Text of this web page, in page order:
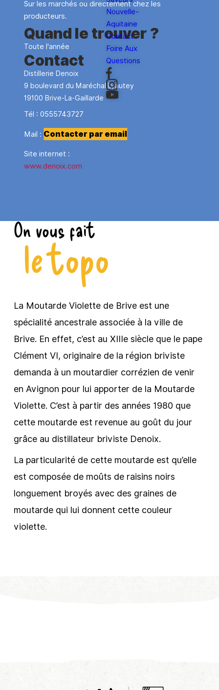
Nouvelle-
Aquitaine
Contact
Foire Aux
Questions
On vous fait
le topo
La Moutarde Violette de Brive est une
spécialité ancestrale associée à la ville de
Brive. En effet, c’est au XIIIe siècle que le pape
Clément VI, originaire de la région briviste
demanda à un moutardier corrézien de venir
en Avignon pour lui apporter de la Moutarde
Violette. C’est à partir des années 1980 que
cette moutarde est revenue au goût du jour
grâce au distillateur briviste Denoix.
La particularité de cette moutarde est qu’elle
est composée de moûts de raisins noirs
longuement broyés avec des graines de
moutarde qui lui donnent cette couleur
violette.
Sur les marchés ou directement chez les
producteurs.
Quand le trouver ?
Toute l'année
Contact
Distillerie Denoix
9 boulevard du Maréchal Lyautey
19100 Brive-La-Gaillarde
Tél :0555743727
Mail : Contacter par email
Site internet :
www.denoix.com